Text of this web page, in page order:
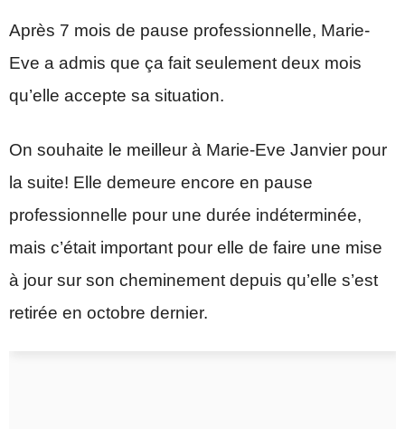
Après 7 mois de pause professionnelle, Marie-
Eve a admis que ça fait seulement deux mois
qu’elle accepte sa situation.
On souhaite le meilleur à Marie-Eve Janvier pour
la suite! Elle demeure encore en pause
professionnelle pour une durée indéterminée,
mais c’était important pour elle de faire une mise
à jour sur son cheminement depuis qu’elle s’est
retirée en octobre dernier.